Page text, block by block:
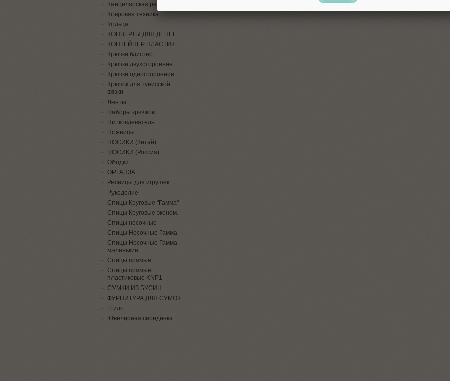
Канцелярская резинка
Ковровая техника
Кольца
КОНВЕРТЫ ДЛЯ ДЕНЕГ
КОНТЕЙНЕР ПЛАСТИК
Крючки блистер
Крючки двухсторонние
Крючки односторонние
Крючок для тунисской
вязки
Ленты
Наборы крючков
Нитковдеватель
Ножницы
НОСИКИ (Китай)
НОСИКИ (Россия)
Ободки
ОРГАНЗА
Ресницы для игрушек
Рукоделие
Спицы Круговые "Гамма"
Спицы Круговые эконом.
Спицы носочные
Спицы Носочные Гамма
Спицы Носочные Гамма
маленькие
Спицы прямые
Спицы прямые
пластиковые KNP1
СУМКИ ИЗ БУСИН
ФУРНИТУРА ДЛЯ СУМОК
Шило
Ювелирная серединка